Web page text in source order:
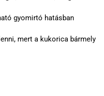
gyomirtó hatásban
mert a kukorica bármely